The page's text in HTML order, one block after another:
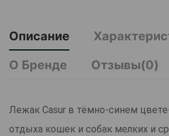
Описание
О Бренде
Отзывы(0)
Лежак Casur в тёмно-синем
отдыха кошек и собак мелких и